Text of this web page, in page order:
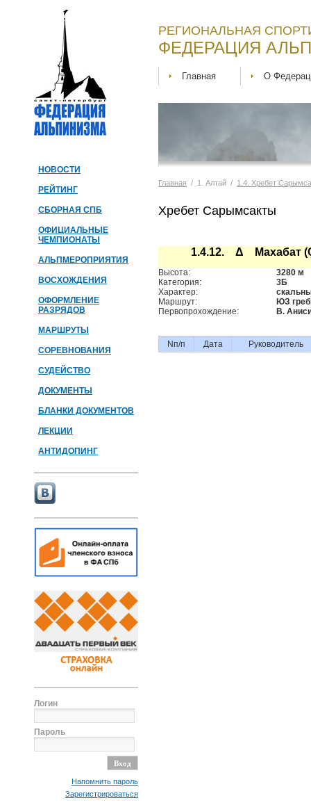
НОВОСТИ
РЕЙТИНГ
СБОРНАЯ СПБ
ОФИЦИАЛЬНЫЕ
ЧЕМПИОНАТЫ
АЛЬПМЕРОПРИЯТИЯ
ВОСХОЖДЕНИЯ
ОФОРМЛЕНИЕ
РАЗРЯДОВ
МАРШРУТЫ
СОРЕВНОВАНИЯ
СУДЕЙСТВО
ДОКУМЕНТЫ
БЛАНКИ ДОКУМЕНТОВ
ЛЕКЦИИ
АНТИДОПИНГ
Логин
Пароль
Напомнить пароль
Зарегистрироваться
РЕГИОНАЛЬНАЯ
ФЕДЕРАЦИЯ
Главная О
Главная / 1. Алтай / 1.4. Хребет
Хребет Сарымсакты
1.4.12. Δ Махабат
Высота:
3280 м
Категория:
3Б
Характер:
Маршрут:
ЮЗ
Первопрохождение:
В.
Nп/п Дата Руководитель